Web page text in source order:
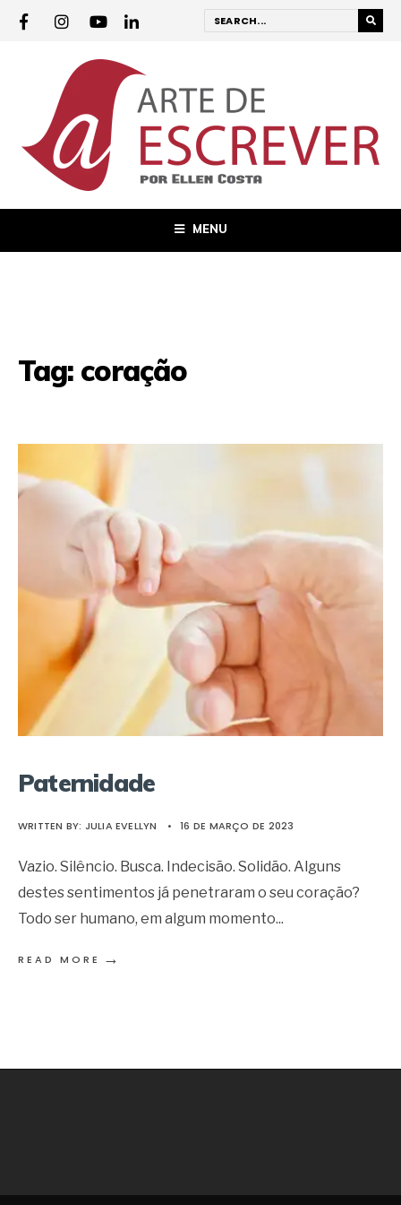
MENU
Tag: coração
Paternidade
WRITTEN BY: JULIA EVELLYN • 16 DE MARÇO DE 2023
Vazio. Silêncio. Busca. Indecisão. Solidão. Alguns
destes sentimentos já penetraram o seu coração?
Todo ser humano, em algum momento...
READ MORE →